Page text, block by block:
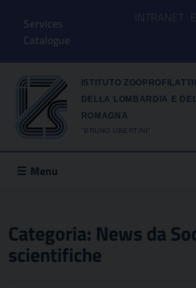
Services
Catalogue
INTRANET
ISTITUTO
DELLA LOMBARDIA E
ROMAGNA
"BRUNO UBERTINI"
Menu
Categoria: News da
scientifiche